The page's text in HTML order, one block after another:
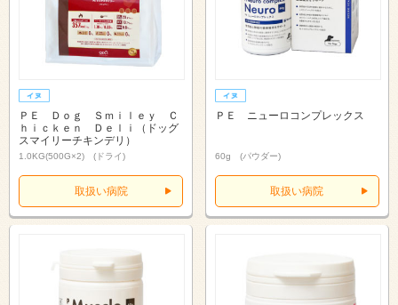
ＰＥ Ｄｏｇ Ｓｍｉｌｅｙ Ｃ
ｈｉｃｋｅｎ Ｄｅｌｉ（ドッグ
スマイリーチキンデリ）
1.0KG(500G×2) (ドライ)
取扱い病院
ＰＥ ニューロコンプレックス
60g (パウダー)
取扱い病院